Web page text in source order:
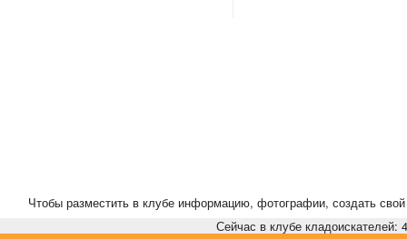
Чтобы разместить в клубе информацию, фотографии, создать свой
Сейчас в клубе кладоискателей: